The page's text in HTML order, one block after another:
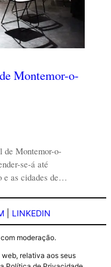
Montemor-o-
de Montemor-o-
se-á até
e as cidades de…
LINKEDIN
moderação.
relativa aos seus